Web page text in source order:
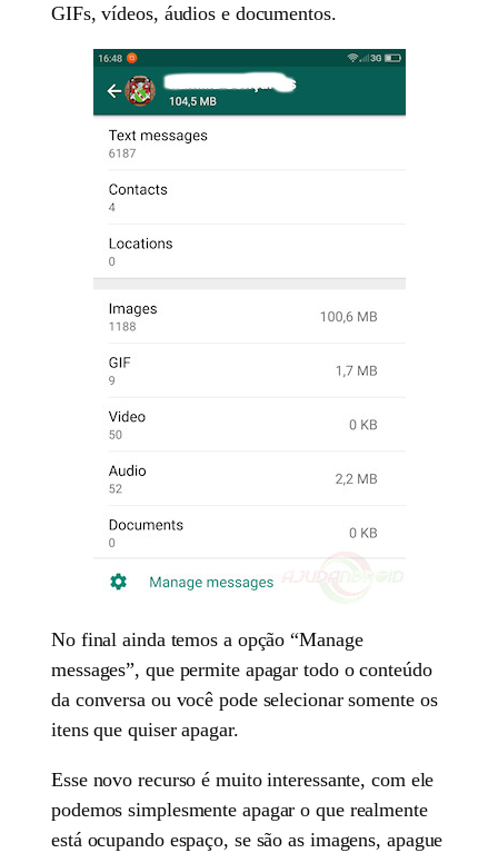
GIFs, vídeos, áudios e documentos.
No final ainda temos a opção “Manage
messages”, que permite apagar todo o conteúdo
da conversa ou você pode selecionar somente os
itens que quiser apagar.
Esse novo recurso é muito interessante, com ele
podemos simplesmente apagar o que realmente
está ocupando espaço, se são as imagens, apague